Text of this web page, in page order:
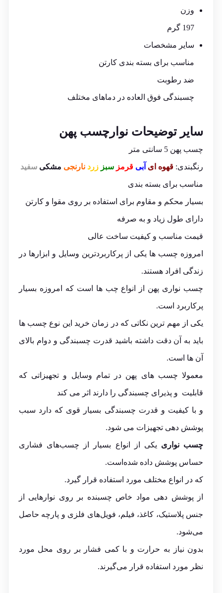
وزن
197 گرم
سایر مشخصات
مناسب برای بسته بندی کارتن
ضد رطوبت
چسبندگی فوق العاده در دماهای مختلف
سایر توضیحات نوارچسب پهن
چسب پهن 5 سانتی متر
رنگبندی: قهوه ای آبی قرمز سبز زرد نارنجی مشکی سفید
مناسب برای بسته بندی
بسیار محکم و مقاوم برای استفاده بر روی مقوا و کارتن
دارای طول زیاد و به صرفه
قیمت مناسب و کیفیت ساخت عالی
امروزه چسب ها یکی از پرکاربردترین وسایل و ابزارها در
زندگی افراد هستند.
چسب نواری پهن از انواع چب ها است که امروزه بسیار
پرکاربرد است.
یکی از مهم ترین نکاتی که در زمان خرید این نوع چسب ها
باید به آن دقت داشته باشید قدرت چسبندگی و دوام بالای
آن ها است.
معمولا چسب های پهن در تمام وسایل و تجهیزاتی که
قابلیت و پذیرای چسبندگی را دارند اثر می کند
و با کیفیت و قدرت چسبندگی بسیار قوی که دارد سبب
پوشش دهی تجهیزات می شود.
چسب نواری یکی از انواع بسیار از چسب‌های فشاری
حساس پوشش داده شده‌است.
که در انواع مختلف مورد استفاده قرار گیرد.
از پوشش دهی مواد خاص چسبنده بر روی نوارهایی از
جنس پلاستیک، کاغذ، فیلم، فویل‌های فلزی و پارچه حاصل
می‌شود.
بدون نیاز به حرارت و با کمی فشار بر روی محل مورد
نظر مورد استفاده قرار می‌گیرند.